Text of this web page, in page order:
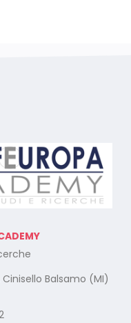
Cinisello Balsamo (MI)
Corsi
Novembre
2025
degli attestati di
è un diritto dei
Corsi
– Ottobre 2025